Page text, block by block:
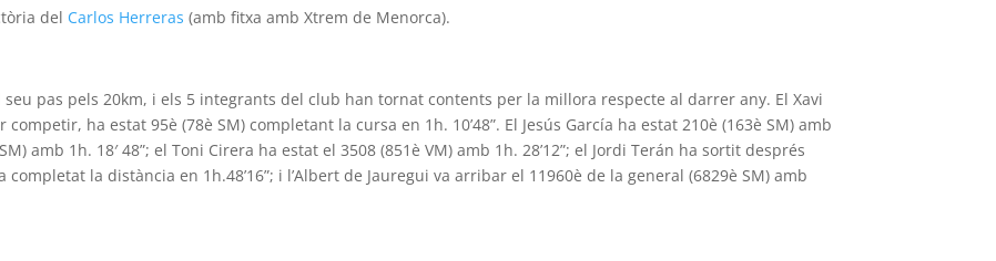
del Carlos Herreras (amb fitxa amb Xtrem de Menorca).
seu pas pels 20km, i els 5 integrants del club han tornat contents per la millora respecte al darrer any. El Xavi
ha estat 95è (78è SM) completant la cursa en 1h. 10’48”. El Jesús García ha estat 210è (163è SM) amb
amb 1h. 18′ 48”; el Toni Cirera ha estat el 3508 (851è VM) amb 1h. 28’12”; el Jordi Terán ha sortit després
la distància en 1h.48’16”; i l’Albert de Jauregui va arribar el 11960è de la general (6829è SM) amb